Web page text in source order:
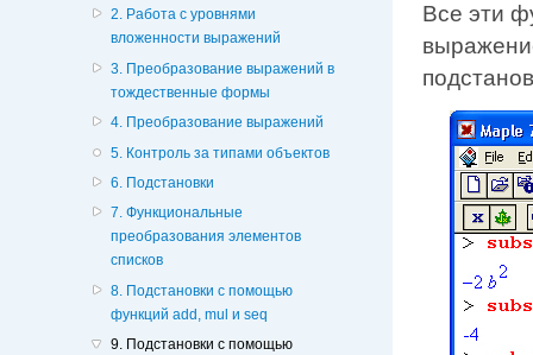
2. Работа с уровнями
вложенности выражений
3. Преобразование выражений в
тождественные формы
4. Преобразование выражений
5. Контроль за типами объектов
6. Подстановки
7. Функциональные
преобразования элементов
списков
8. Подстановки с помощью
функций add, mul и seq
9. Подстановки с помощью
Все эти